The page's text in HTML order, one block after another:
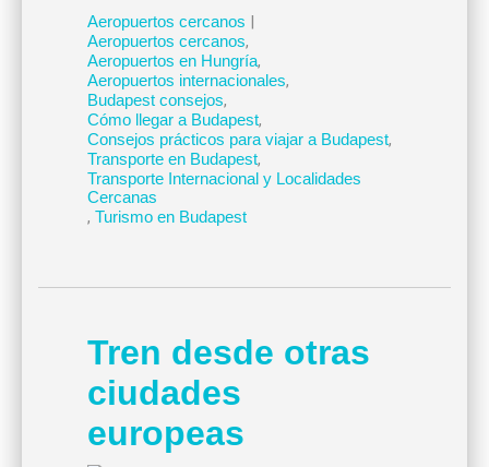
Aeropuertos cercanos |
Aeropuertos cercanos,
Aeropuertos en Hungría,
Aeropuertos internacionales,
Budapest consejos,
Cómo llegar a Budapest,
Consejos prácticos para viajar a Budapest,
Transporte en Budapest,
Transporte Internacional y Localidades
Cercanas
, Turismo en Budapest
Tren desde otras
ciudades
europeas